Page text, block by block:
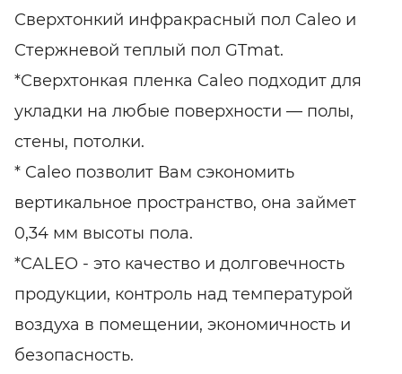
Сверхтонкий инфракрасный пол Caleo и
Стержневой теплый пол GTmat.
*Сверхтонкая пленка Caleo подходит для
укладки на любые поверхности — полы,
стены, потолки.
* Caleo позволит Вам сэкономить
вертикальное пространство, она займет
0,34 мм высоты пола.
*CALEO - это качество и долговечность
продукции, контроль над температурой
воздуха в помещении, экономичность и
безопасность.